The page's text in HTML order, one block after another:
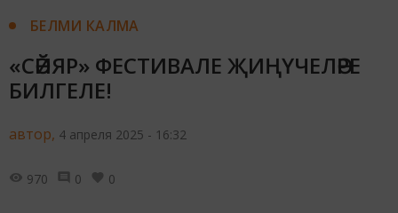
БЕЛМИ КАЛМА
«СӘЙЯР» ФЕСТИВАЛЕ ҖИҢҮЧЕЛӘРЕ
БИЛГЕЛЕ!
автор, 4 апреля 2025 - 16:32
970 0 0